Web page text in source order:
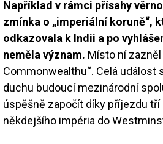
Například v rámci přísahy
zmínka o „imperiální koruně“,
odkazovala k Indii a po
neměla význam. Místo ní zazněl
Commonwealthu“. Celá událost
duchu budoucí mezinárodní
úspěšně započít díky příjezdu
někdejšího impéria do